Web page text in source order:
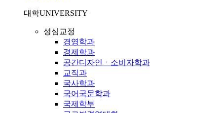
대학UNIVERSITY
성심교정
경영학과
경제학과
공간디자인ㆍ소비자학과
교직과
국사학과
국어국문학과
국제학부